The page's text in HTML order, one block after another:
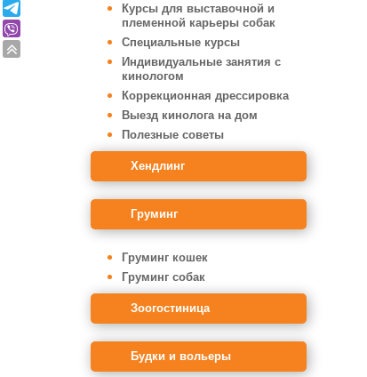
Курсы для выставочной и
племенной карьеры собак
Специальные курсы
Индивидуальные занятия с
кинологом
Коррекционная дрессировка
Выезд кинолога на дом
Полезные советы
Хендлинг
Груминг
Груминг кошек
Груминг собак
Зоогостиница
Будки и вольеры